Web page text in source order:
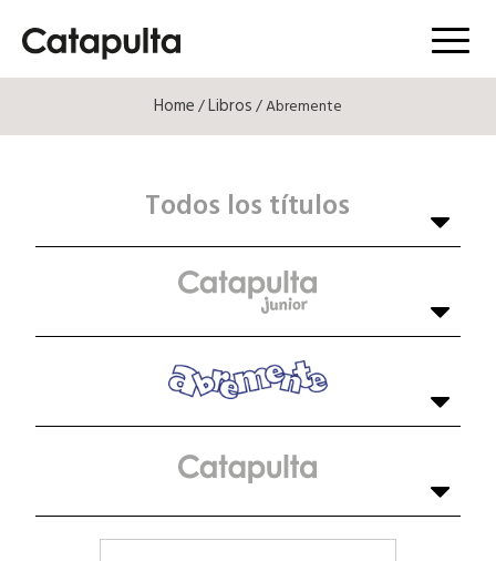
Menú
Home/Libros/ Abremente
Todos los títulos